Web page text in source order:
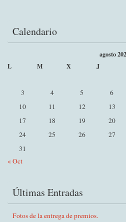
Calendario
agosto
L
M X J
3
4 5 6
10
11 12 13
17
18 19 20
24
25 26 27
31
« Oct
Últimas Entradas
Fotos de la entrega de premios.